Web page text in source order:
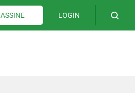
ASSINE LOGIN